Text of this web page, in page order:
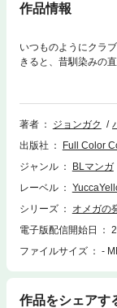
作品情報
いつものようにクラ
きると、昔馴染みの
もないのに一体どう
も途中で途切れてど
と言ってくる直哉。
じゃない…。直哉の言
著者 ジョンガク
出版社
Full Color
ジャンル
BLマンガ
レーベル
シリーズ
オメガの
電子版配信開始日
ファイルサイズ
-
作品をシェアす